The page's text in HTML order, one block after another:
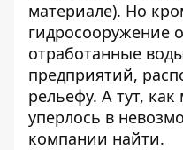
материале). Но
гидросооружение
отработанные
предприятий,
рельефу. А тут,
уперлось в
компании найти.